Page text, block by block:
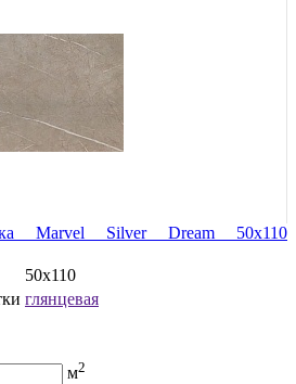
Marvel Silver Dream 50x110
50x110
глянцевая
м2